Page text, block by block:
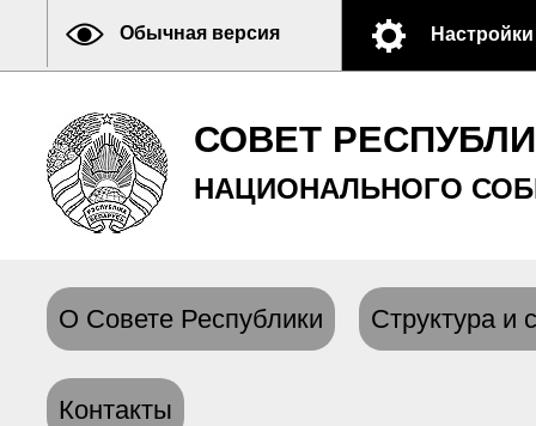
Обычная версия Настройки
СОВЕТ
НАЦИОНАЛЬНОГО
О Совете Республики Структура и
Контакты